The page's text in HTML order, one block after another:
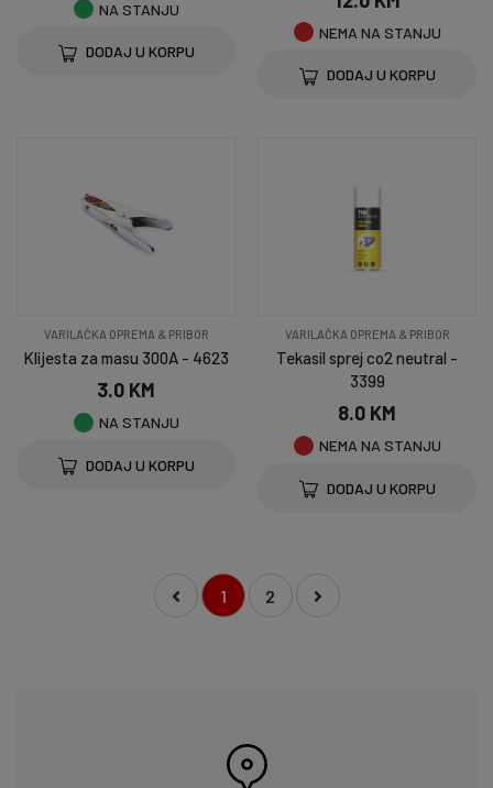
NA STANJU
DODAJ U KORPU
NEMA NA STANJU
DODAJ U KORPU
VARILAČKA OPREMA & PRIBOR
Klijesta za masu 300A - 4623
3.0 KM
NA STANJU
DODAJ U KORPU
VARILAČKA OPREMA & PRIBOR
Tekasil sprej co2 neutral -
3399
8.0 KM
NEMA NA STANJU
DODAJ U KORPU
1 2